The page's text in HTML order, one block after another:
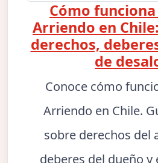
Cómo
Arriendo en
derechos,
de
Conoce cómo
Arriendo en Chile.
sobre derechos del
deberes del dueño y